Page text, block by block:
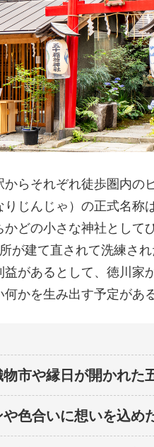
らそれぞれ徒歩圏内の
じんじゃ）の正式名称
かどの小さな神社として
が建て直されて洗練さ
益があるとして、徳川家
かを生み出す予定があ
市や縁日が開かれた
や色合いに想いを込め